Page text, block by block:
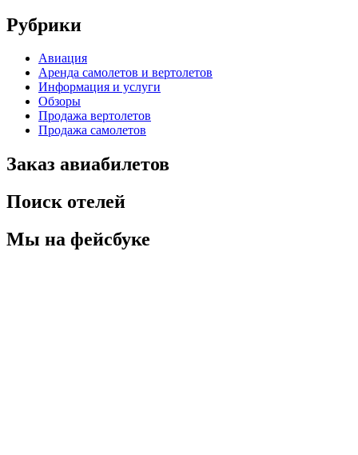
Рубрики
Авиация
Аренда самолетов и вертолетов
Информация и услуги
Обзоры
Продажа вертолетов
Продажа самолетов
Заказ авиабилетов
Поиск отелей
Мы на фейсбуке